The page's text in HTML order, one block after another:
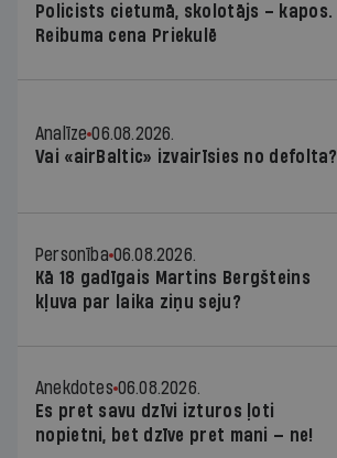
Policists cietumā, skolotājs – kapos.
Reibuma cena Priekulē
Analīze 06.08.2026.
Vai «airBaltic» izvairīsies no defolta?
Personība 06.08.2026.
Kā 18 gadīgais Martins Bergšteins
kļuva par laika ziņu seju?
Anekdotes 06.08.2026.
Es pret savu dzīvi izturos ļoti
nopietni, bet dzīve pret mani — ne!